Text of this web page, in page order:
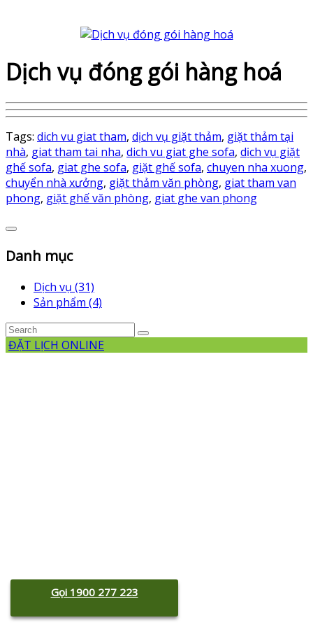
Dịch vụ đóng gói hàng hoá
Tags: dich vu giat tham, dịch vụ giặt thảm, giặt thảm tại
nhà, giat tham tai nha, dich vu giat ghe sofa, dịch vụ giặt
ghế sofa, giat ghe sofa, giặt ghế sofa, chuyen nha xuong,
chuyển nhà xưởng, giặt thảm văn phòng, giat tham van
phong, giặt ghế văn phòng, giat ghe van phong
Danh mục
Dịch vụ (31)
Sản phẩm (4)
ĐẶT LỊCH ONLINE
Gọi 1900 277 223